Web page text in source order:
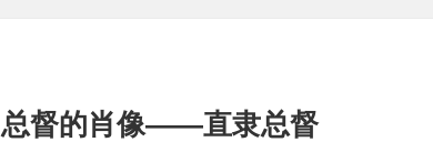
总督的肖像——直隶总督